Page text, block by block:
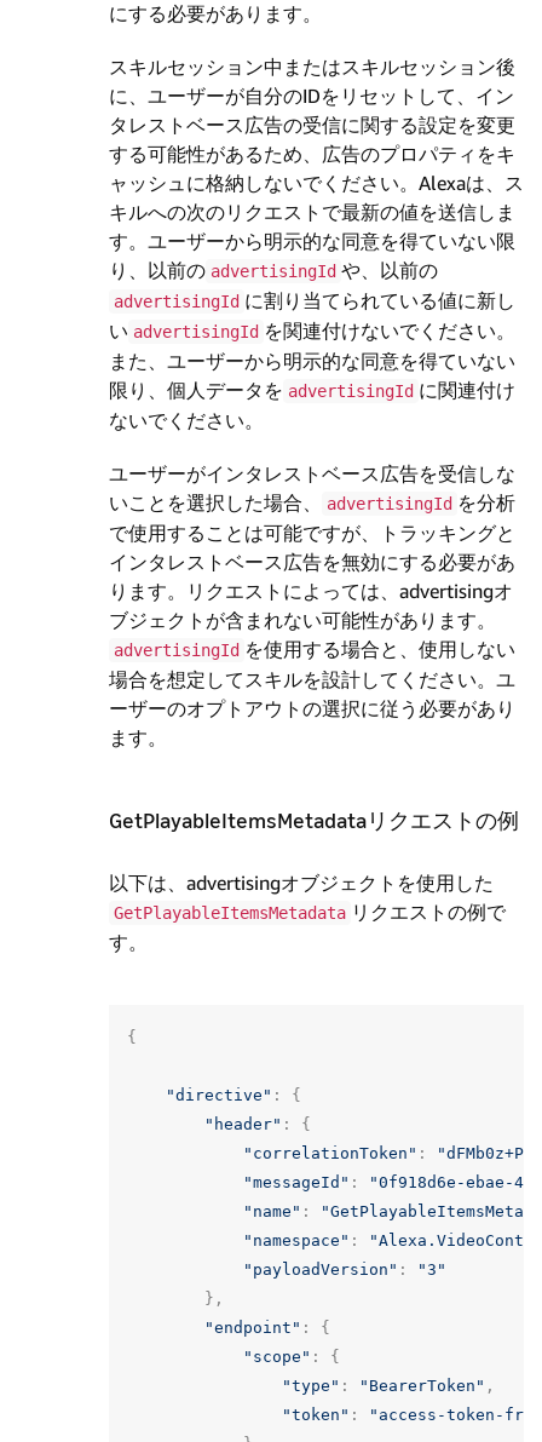
にする必要があります。
スキルセッション中またはスキルセッション後
に、ユーザーが自分のIDをリセットして、イン
タレストベース広告の受信に関する設定を変更
する可能性があるため、広告のプロパティをキ
ャッシュに格納しないでください。Alexaは、ス
キルへの次のリクエストで最新の値を送信しま
す。ユーザーから明示的な同意を得ていない限
り、以前の advertisingId や、以前の
advertisingId に割り当てられている値に新し
い advertisingId を関連付けないでください。
また、ユーザーから明示的な同意を得ていない
限り、個人データを advertisingId に関連付け
ないでください。
ユーザーがインタレストベース広告を受信しな
いことを選択した場合、
advertisingId を分析
で使用することは可能ですが、トラッキングと
インタレストベース広告を無効にする必要があ
ります。リクエストによっては、advertisingオ
ブジェクトが含まれない可能性があります。
advertisingId を使用する場合と、使用しない
場合を想定してスキルを設計してください。ユ
ーザーのオプトアウトの選択に従う必要があり
ます。
GetPlayableItemsMetadataリクエストの例
以下は、advertisingオブジェクトを使用した
GetPlayableItemsMetadata リクエストの例で
す。
{
"directive" :
{
"header" :
{
"correlationToken" :
"messageId" :
"0f918d6e-ebae-
"name" :
"namespace" :
"payloadVersion" :
"3"
},
"endpoint" :
{
"scope" :
{
"type" : "BearerToken" ,
"token" :
"access-token-